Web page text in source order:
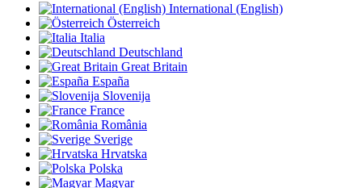
International (English)
Österreich
Italia
Deutschland
Great Britain
España
Slovenija
France
România
Sverige
Hrvatska
Polska
Magyar